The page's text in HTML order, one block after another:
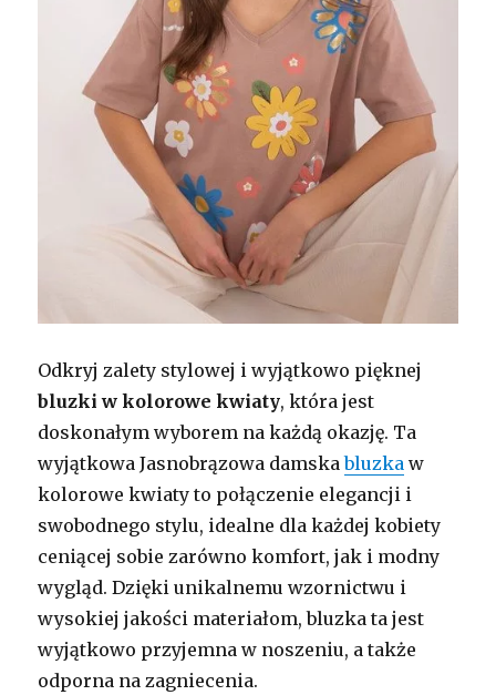
Odkryj zalety stylowej i wyjątkowo pięknej
bluzki w kolorowe kwiaty, która jest
doskonałym wyborem na każdą okazję. Ta
wyjątkowa Jasnobrązowa damskabluzka w
kolorowe kwiaty to połączenie elegancji i
swobodnego stylu, idealne dla każdej kobiety
ceniącej sobie zarówno komfort, jak i modny
wygląd. Dzięki unikalnemu wzornictwu i
wysokiej jakości materiałom, bluzka ta jest
wyjątkowo przyjemna w noszeniu, a także
odporna na zagniecenia.